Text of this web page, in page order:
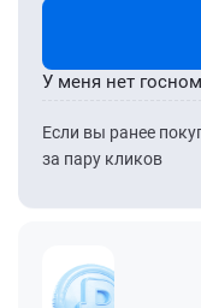
Если вы ранее
за пару кликов
У меня нет